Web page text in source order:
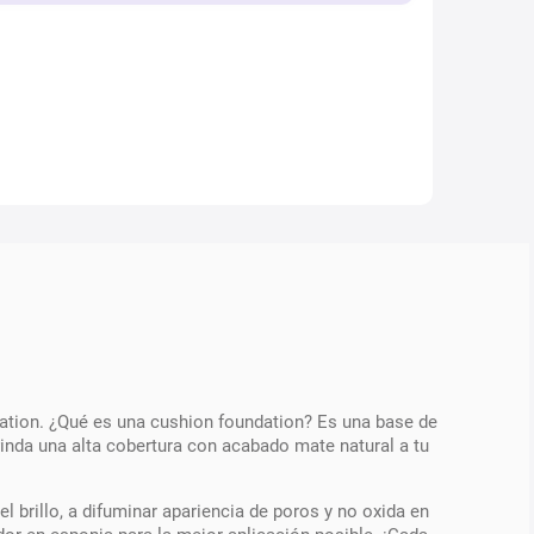
¿Qué es una cushion foundation? Es una base de
una alta cobertura con acabado mate natural a tu
brillo, a difuminar apariencia de poros y no oxida en